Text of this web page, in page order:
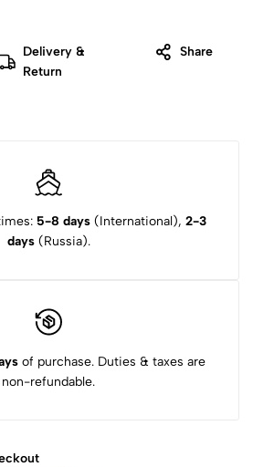
Delivery &
Return
Share
5-8 days (International), 2-3
days(Russia).
of purchase. Duties & taxes are
non-refundable.